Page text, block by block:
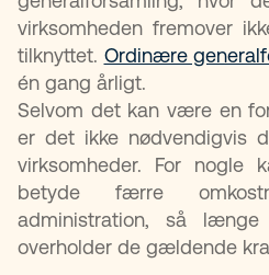
virksomheden fremover
tilknyttet. Ordinære
én gang årligt.
Selvom det kan være en
er det ikke nødvendigvis
virksomheder. For nogle
betyde færre
administration, så længe
overholder de gældende